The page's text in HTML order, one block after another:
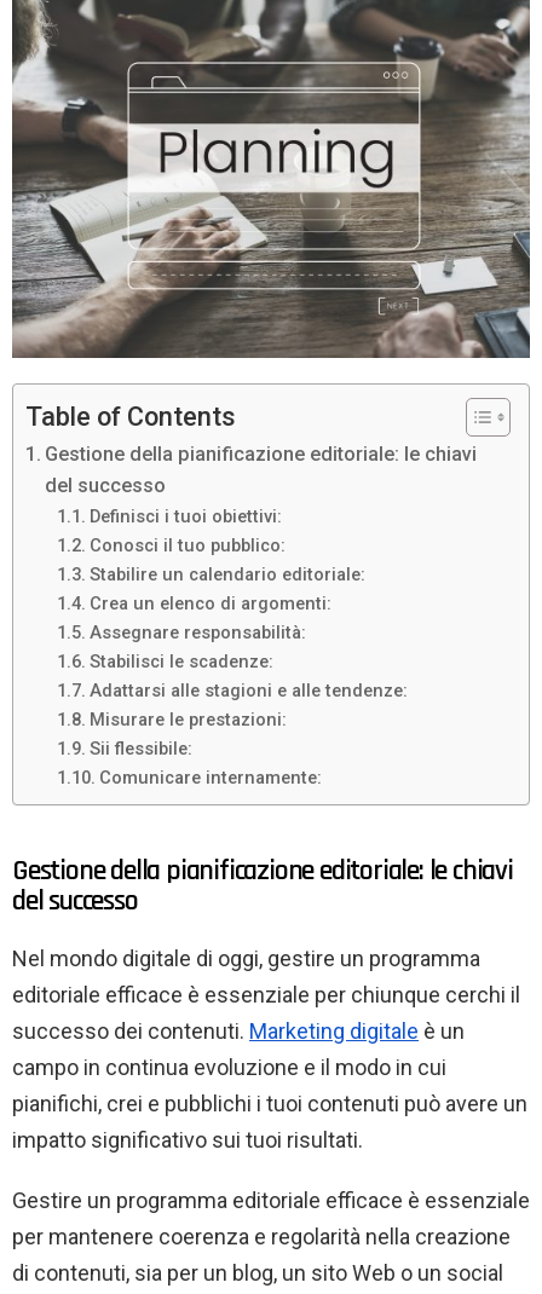
Table of Contents
Gestione della pianificazione editoriale: le chiavi
del successo
Definisci i tuoi obiettivi:
Conosci il tuo pubblico:
Stabilire un calendario editoriale:
Crea un elenco di argomenti:
Assegnare responsabilità:
Stabilisci le scadenze:
Adattarsi alle stagioni e alle tendenze:
Misurare le prestazioni:
Sii flessibile:
Comunicare internamente:
Gestione della pianificazione editoriale: le chiavi
del successo
Nel mondo digitale di oggi, gestire un programma
editoriale efficace è essenziale per chiunque cerchi il
successo dei contenuti. Marketing digitale è un
campo in continua evoluzione e il modo in cui
pianifichi, crei e pubblichi i tuoi contenuti può avere un
impatto significativo sui tuoi risultati.
Gestire un programma editoriale efficace è essenziale
per mantenere coerenza e regolarità nella creazione
di contenuti, sia per un blog, un sito Web o un social